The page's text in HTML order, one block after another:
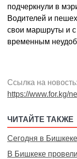
подчеркнули в
Водителей и
свои маршруты и с
временным
Ссылка на новость:
https://www.for.kg/
ЧИТАЙТЕ ТАКЖЕ
Сегодня в
В Бишкеке